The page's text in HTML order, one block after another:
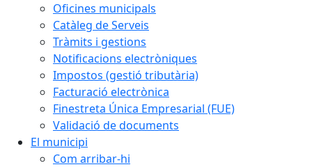
Oficines municipals
Catàleg de Serveis
Tràmits i gestions
Notificacions electròniques
Impostos (gestió tributària)
Facturació electrònica
Finestreta Única Empresarial (FUE)
Validació de documents
El municipi
Com arribar-hi